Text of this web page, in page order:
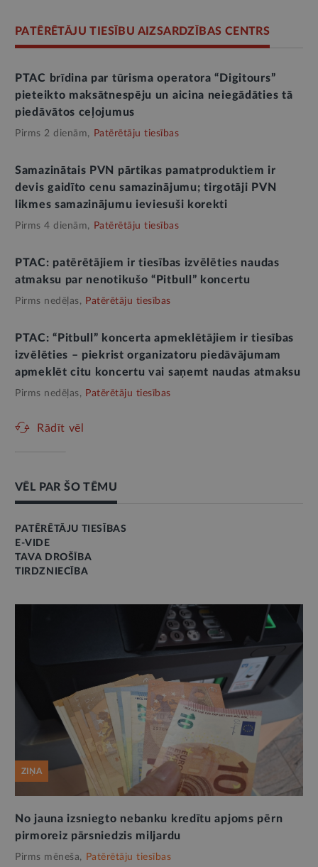
PATĒRĒTĀJU TIESĪBU AIZSARDZĪBAS CENTRS
PTAC brīdina par tūrisma operatora “Digitours”
pieteikto maksātnespēju un aicina neiegādāties tā
piedāvātos ceļojumus
Pirms 2 dienām, Patērētāju tiesības
Samazinātais PVN pārtikas pamatproduktiem ir
devis gaidīto cenu samazinājumu; tirgotāji PVN
likmes samazinājumu ieviesuši korekti
Pirms 4 dienām, Patērētāju tiesības
PTAC: patērētājiem ir tiesības izvēlēties naudas
atmaksu par nenotikušo “Pitbull” koncertu
Pirms nedēļas, Patērētāju tiesības
PTAC: “Pitbull” koncerta apmeklētājiem ir tiesības
izvēlēties – piekrist organizatoru piedāvājumam
apmeklēt citu koncertu vai saņemt naudas atmaksu
Pirms nedēļas, Patērētāju tiesības
Rādīt vēl
VĒL PAR ŠO TĒMU
PATĒRĒTĀJU TIESĪBAS
E-VIDE
TAVA DROŠĪBA
TIRDZNIECĪBA
ZIŅA
No jauna izsniegto nebanku kredītu apjoms pērn
pirmoreiz pārsniedzis miljardu
Pirms mēneša, Patērētāju tiesības